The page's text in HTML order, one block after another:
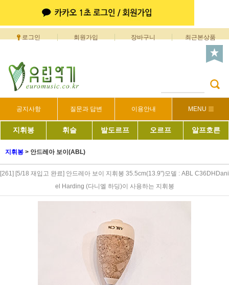
로그인 회원가입 장바구니 최근본상품
공지사항 질문과 답변 이용안내 MENU
지휘봉 휘슬 발도르프 오르프 알프호른
지휘봉 > 안드레아 보이(ABL)
[261] [5/18 재입고 완료] 안드레아 보이 지휘봉 35.5cm(13.9")모델 : ABL C36DHDani
el Harding (다니엘 하딩)이 사용하는 지휘봉